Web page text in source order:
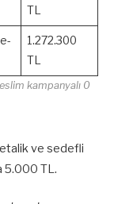
TL
1.272.300
TL
kampanyalı 0
ve sedefli
5.000 TL.